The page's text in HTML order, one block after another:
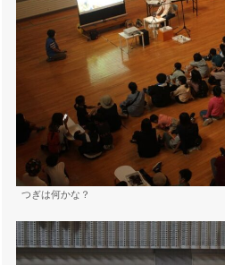
つぎは何かな？